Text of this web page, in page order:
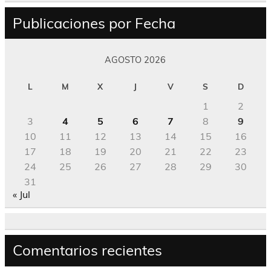
Publicaciones por Fecha
AGOSTO 2026
L M X J V S D
1
2
3
4 5 6 7 8
9
10
11 12 13 14 15
16
17
18 19 20 21 22
23
24
25 26 27 28 29
30
31
« Jul
Comentarios recientes